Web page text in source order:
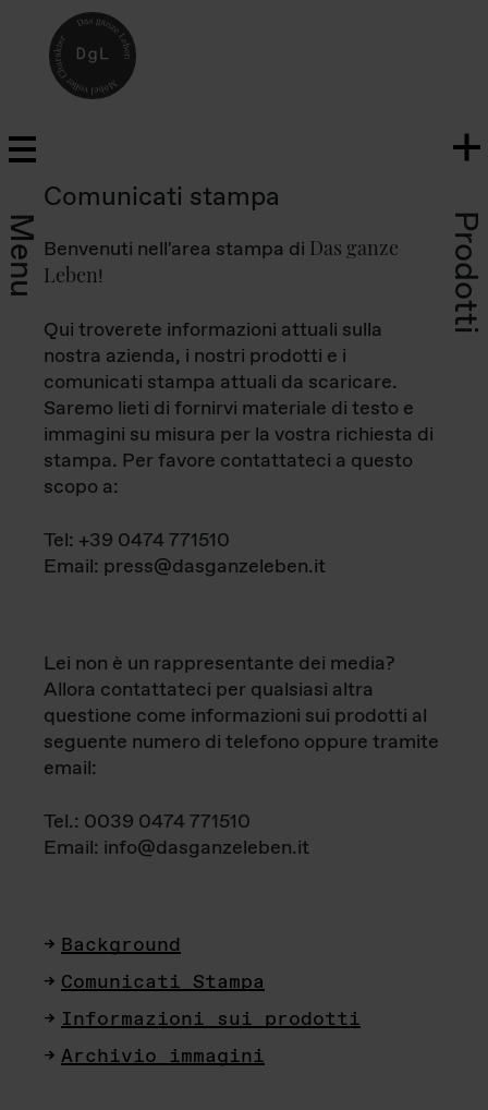
Menu Prodotti
Comunicati stampa
Benvenuti nell'area stampa di Das ganze
Leben!
Qui troverete informazioni attuali sulla
nostra azienda, i nostri prodotti e i
comunicati stampa attuali da scaricare.
Saremo lieti di fornirvi materiale di testo e
immagini su misura per la vostra richiesta di
stampa. Per favore contattateci a questo
scopo a:
Tel: +39 0474 771510
Email: press@dasganzeleben.it
Lei non è un rappresentante dei media?
Allora contattateci per qualsiasi altra
questione come informazioni sui prodotti al
seguente numero di telefono oppure tramite
email:
Tel.: 0039 0474 771510
Email: info@dasganzeleben.it
Background
Comunicati Stampa
Informazioni sui prodotti
Archivio immagini